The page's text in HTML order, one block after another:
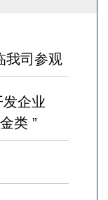
我司参观
发企业
类 ”